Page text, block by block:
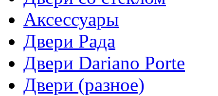
Аксессуары
Двери Рада
Двери Dariano Porte
Двери (разное)